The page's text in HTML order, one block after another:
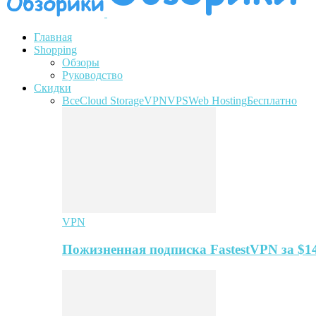
Главная
Shopping
Обзоры
Руководство
Скидки
ВсеCloud StorageVPNVPSWeb HostingБесплатно
VPN
Пожизненная подписка FastestVPN за